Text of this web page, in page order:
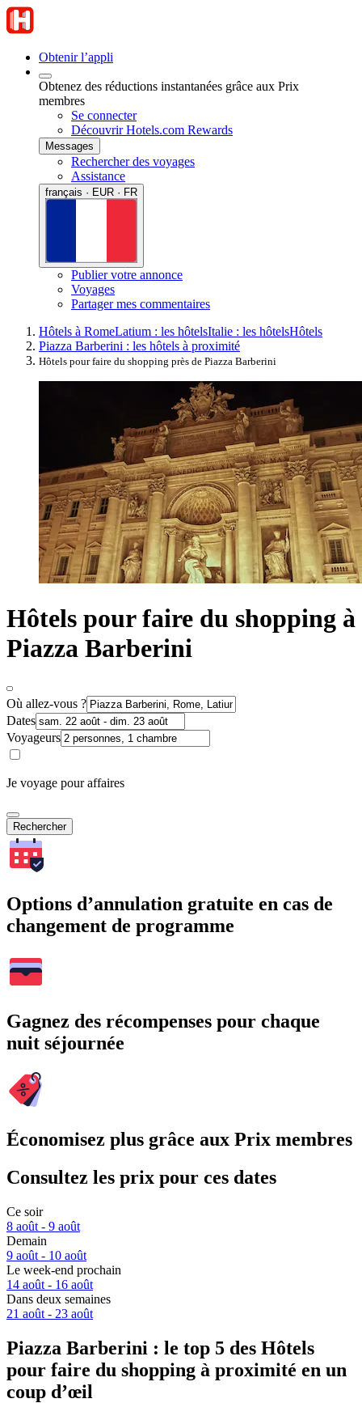
Obtenir l’appli
Obtenez des réductions instantanées grâce aux Prix
membres
Se connecter
Découvrir Hotels.com Rewards
Messages
Rechercher des voyages
Assistance
français · EUR · FR
Publier votre annonce
Voyages
Partager mes commentaires
Hôtels à RomeLatium : les hôtelsItalie : les hôtelsHôtels
Piazza Barberini : les hôtels à proximité
Hôtels pour faire du shopping près de Piazza Barberini
Hôtels pour faire du shopping à
Piazza Barberini
Où allez-vous ?
Dates
Voyageurs
Je voyage pour affaires
Rechercher
Options d’annulation gratuite en cas de
changement de programme
Gagnez des récompenses pour chaque
nuit séjournée
Économisez plus grâce aux Prix membres
Consultez les prix pour ces dates
Ce soir
8 août - 9 août
Demain
9 août - 10 août
Le week-end prochain
14 août - 16 août
Dans deux semaines
21 août - 23 août
Piazza Barberini : le top 5 des Hôtels
pour faire du shopping à proximité en un
coup d’œil